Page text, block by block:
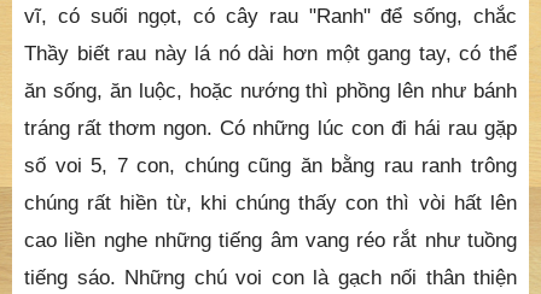
dữ, về phía tây cách đây ba 30 dặm, ông đến đó sẽ
gặp nhiều di tích.
Mộng tuy sáng tỏ, nhưng chỉ dẫn lại mơ hồ, núi rừng
bao la, cứ nghe phương nào có tiếng cú kêu, có tiếng
hố gầm là con đến, quả nhiên, nhờ đó mà gặp được
ngôi Thạch Động vừa ý. Vì ở đây có cảnh động hùng
vĩ, có suối ngọt, có cây rau "Ranh" để sống, chắc
Thầy biết rau này lá nó dài hơn một gang tay, có thể